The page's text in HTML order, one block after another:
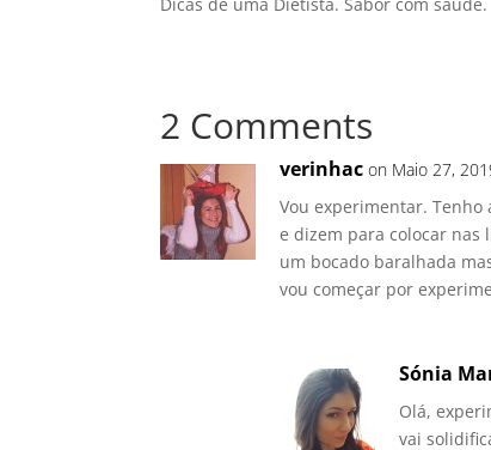
2 Comments
verinhac on Maio 27,
Vou experimentar.
e dizem para colocar
um bocado baralhada
vou começar por
Sónia
Olá,
vai